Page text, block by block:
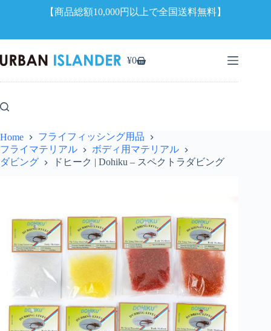
【商品総額10,000円以上で全国送料無料】
ン
ン
へ
キ
ッ
プ
シ
カ
ー
ト
¥0
Home
フライフィッシング用品
フライマテリアル
ボディ用マテリアル
ダビング
ドヒーク | Dohiku – スペクトラダビング